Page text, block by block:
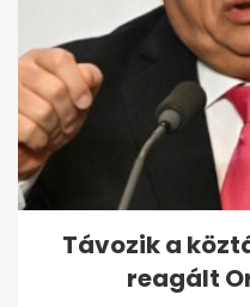
Az
Távozik a
reagált